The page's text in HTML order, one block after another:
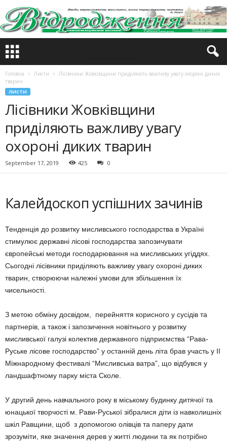
Головна Листи
Лісівники Жовківщини приділяють важливу увагу охороні диких
тварин
ЛИСТИ
Лісівники Жовківщини
приділяють важливу увагу
охороні диких тварин
September 17, 2019 425 0
Калейдоскоп успішних зачинів
Тенденція до розвитку мисливського господарства в Україні
стимулює державні лісові господарства запозичувати
європейські методи господарювання на мисливських угіддях.
Сьогодні лісівники приділяють важливу увагу охороні диких
тварин, створюючи належні умови для збільшення їх
чисельності.
З метою обміну досвідом, перейняття корисного у сусідів та
партнерів, а також і запозичення новітнього у розвитку
мисливської галузі колектив державного підприємства “Рава-
Руське лісове господарство” у останній день літа брав участь у ІІ
Міжнародному фестивалі “Мисливська ватра”, що відбувся у
ландшафтному парку міста Сколе.
У другий день навчального року в міському будинку дитячої та
юнацької творчості м. Рави-Руської зібралися діти із навколишніх
шкіл Равщини, щоб з допомогою олівців та паперу дати
зрозуміти, яке значення дерев у житті людини та як потрібно